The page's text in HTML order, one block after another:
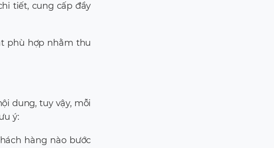
tiết, cung cấp đầy
phù hợp nhằm thu
dung, tuy vậy, mỗi
ý:
hàng nào bước